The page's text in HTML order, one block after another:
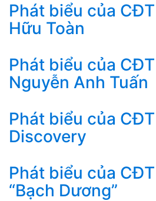
Phát biểu của
Hữu Toàn
Phát biểu của
Nguyễn Anh Tuấn
Phát biểu của
Discovery
Phát biểu của
“Bạch Dương”